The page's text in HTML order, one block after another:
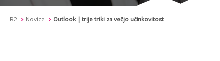
B2 Novice Outlook | trije triki za večjo učinkovitost